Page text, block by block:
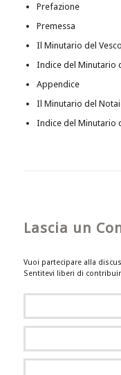
Prefazione
Premessa
Il Minutario del
Indice del Minutario
Appendice
Il Minutario del
Indice del Minutario
Lascia un
Vuoi partecipare alla
Sentitevi liberi di